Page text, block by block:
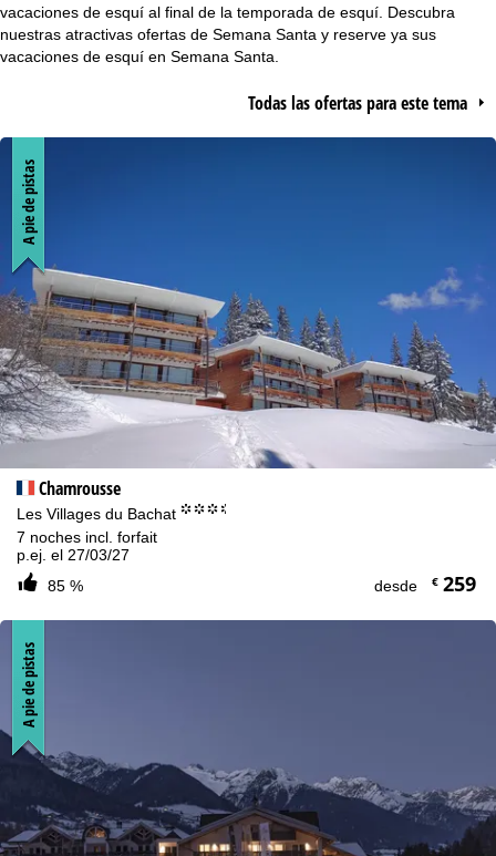
Aviso cookies
Con el fin de optimizar nuestro sitio web, utilizamos cookies para
recopilar información de uso, que nosotros, TravelTrex GmbH,
también compartimos con nuestros socios. Se crean perfiles de
uso basados en sus actividades utilizando información del
dispositivo final y del navegador. Estos perfiles de uso se utilizan
p
r
n
c
i
p
a
l
vacaciones de esquí al final de la temporada de esquí. Descubra
nuestras atractivas ofertas de Semana Santa y reserve ya sus
vacaciones de esquí en Semana Santa.
Todas las ofertas para este tema
Chamrousse
Les Villages du Bachat °°°.
7 noches incl. forfait
p.ej. el 27/03/27
85 %
desde €259
A pie de pistas
A pie de pistas